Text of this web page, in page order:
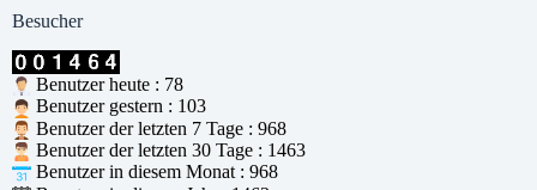
Besucher
Benutzer heute : 78
Benutzer gestern : 103
Benutzer der letzten 7 Tage : 968
Benutzer der letzten 30 Tage : 1463
Benutzer in diesem Monat : 968